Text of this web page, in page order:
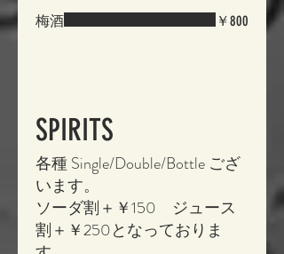
梅酒 ￥800
SPIRITS
各種 Single/Double/Bottle ござ
います。
ソーダ割＋￥150 ジュース
割＋￥250となっておりま